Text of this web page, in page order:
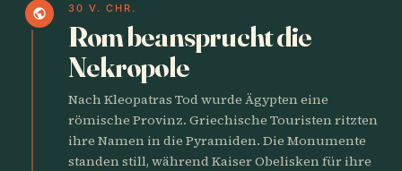
public 30 V. CHR.
Rom beansprucht die
Nekropole
Nach Kleopatras Tod wurde Ägypten eine
römische Provinz. Griechische Touristen ritzten
ihre Namen in die Pyramiden. Die Monumente
standen still, während Kaiser Obelisken für ihre